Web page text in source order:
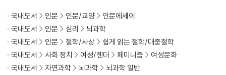
국내도서 인문 인문/교양
인문에세이
국내도서
인문 심리
뇌과학
국내도서
인문 철학/사상
쉽게 읽는 철학/대중철학
국내도서
사회 정치 여성/젠더 페미니즘
여성문화
국내도서
자연과학 뇌과학
뇌과학 일반